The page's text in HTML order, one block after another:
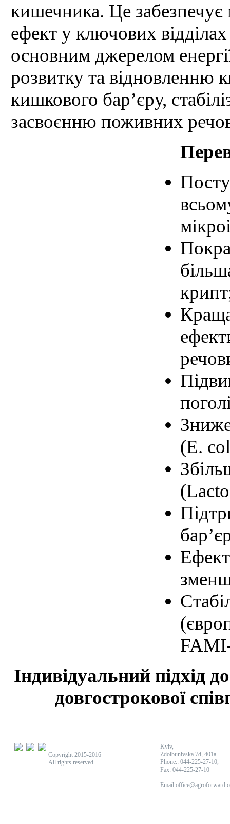
кишечника. Це забезпечує
ефект у ключових
основним джерелом
розвитку та відновленню
кишкового бар’єру,
засвоєнню поживних
(E.
Індивідуальний підхід
довгострокової
Copyright 2015-2016
All rights reserved.
Kyiv,
Zdolbunivska 7d, 401a
Phone.: 044-225-27-10,
Fax: 044-225-27-10